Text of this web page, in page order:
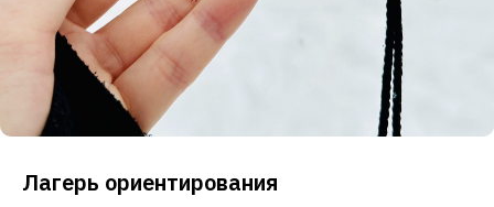
Лагерь ориентирования